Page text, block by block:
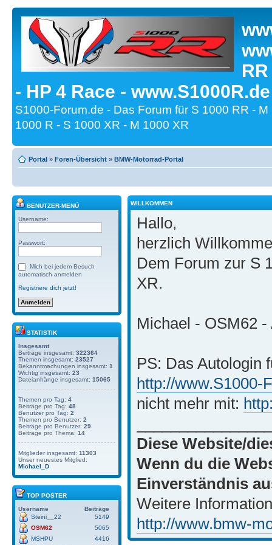
- HP 4 Race -
S1000-Forum.de - Das Forum für S 1000 RR -
1000 R - S 1000 XR - M 1000 XR
Portal » Foren-Übersicht » BMW-Motorrad-Portal
BENUTZER-MENÜ
Username:
Passwort:
Mich bei jedem Besuch
automatisch anmelden
Registriere dich jetzt!
STATISTIK
Insgesamt
Beiträge insgesamt: 322364
Themen insgesamt: 23527
Bekanntmachungen insgesamt: 1
Wichtig insgesamt: 23
Dateianhänge insgesamt: 15065
Themen pro Tag: 4
Beiträge pro Tag: 48
Benutzer pro Tag: 2
Themen pro Benutzer: 2
Beiträge pro Benutzer: 29
Beiträge pro Thema: 14
Mitglieder insgesamt: 11303
Unser neuestes Mitglied:
Michael_D
TOP POSTER
Username
Beiträge
Steini__22
5149
OSM62
5065
MSHPU
4416
WILLKOMMEN
Hallo,
herzlich
Dem Forum zur S
XR.
Michael - OSM62
PS: Das Autologin
http://www.S1000-
nicht mehr mit:
Diese Website/
Wenn du die
Einverständnis
Weitere
http://www.bmw-